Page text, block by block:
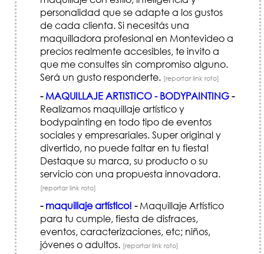
personalidad que se adapte a los gustos
de cada clienta. Si necesitás una
maquilladora profesional en Montevideo a
precios realmente accesibles, te invito a
que me consultes sin compromiso alguno.
Será un gusto responderte. [reportar link roto]
- MAQUILLAJE ARTISTICO - BODYPAINTING-
Realizamos maquillaje artístico y
bodypainting en todo tipo de eventos
sociales y empresariales. Super original y
divertido, no puede faltar en tu fiesta!
Destaque su marca, su producto o su
servicio con una propuesta innovadora.
[reportar link roto]
- maquillaje artístico! -Maquillaje Artístico
para tu cumple, fiesta de disfraces,
eventos, caracterizaciones, etc; niños,
jóvenes o adultos. [reportar link roto]